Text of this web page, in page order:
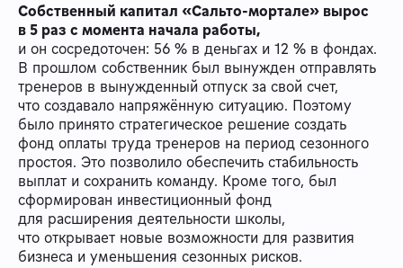
Собственный капитал «Сальто-мортале» вырос
в 5 раз с момента начала работы,
и он сосредоточен: 56 % в деньгах и 12 % в фондах.
В прошлом собственник был вынужден отправлять
тренеров в вынужденный отпуск за свой счет,
что создавало напряжённую ситуацию. Поэтому
было принято стратегическое решение создать
фонд оплаты труда тренеров на период сезонного
простоя. Это позволило обеспечить стабильность
выплат и сохранить команду. Кроме того, был
сформирован инвестиционный фонд
для расширения деятельности школы,
что открывает новые возможности для развития
бизнеса и уменьшения сезонных рисков.